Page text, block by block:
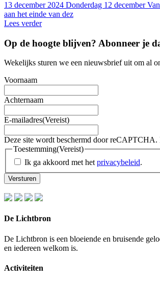
13 december 2024 Donderdag 12 december
aan het einde van dez
Lees verder
Op de hoogte blijven? Abonneer je
Wekelijks sturen we een nieuwsbrief uit om al
Voornaam
Achternaam
E-mailadres(Vereist)
Deze site wordt beschermd door reCAPTCHA.
Toestemming(Vereist)
Ik ga akkoord met het privacybeleid.
De Lichtbron
De Lichtbron is een bloeiende en bruisende
en iedereen welkom is.
Activiteiten